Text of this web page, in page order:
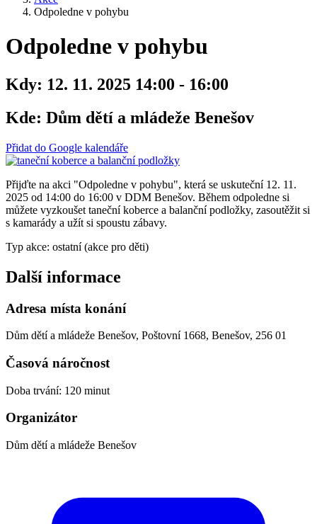
Odpoledne v pohybu
Odpoledne v pohybu
Kdy: 12. 11. 2025 14:00 - 16:00
Kde: Dům dětí a mládeže Benešov
Přidat do Google kalendáře
Přijďte na akci "Odpoledne v pohybu", která se uskuteční 12. 11.
2025 od 14:00 do 16:00 v DDM Benešov. Během odpoledne si
můžete vyzkoušet taneční koberce a balanční podložky, zasoutěžit si
s kamarády a užít si spoustu zábavy.
Typ akce: ostatní (akce pro děti)
Další informace
Adresa místa konání
Dům dětí a mládeže Benešov, Poštovní 1668, Benešov, 256 01
Časová náročnost
Doba trvání: 120 minut
Organizátor
Dům dětí a mládeže Benešov